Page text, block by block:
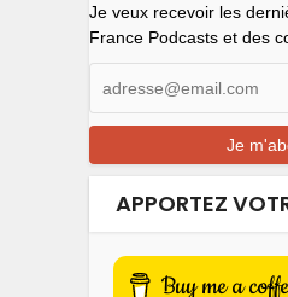
Je veux recevoir les
France Podcasts et des
APPORTEZ